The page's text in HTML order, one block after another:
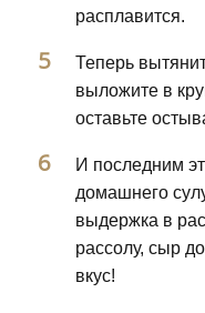
расплавится.
Теперь
выложите в
оставьте
И последним
домашнего
выдержка в
рассолу, сыр
вкус!